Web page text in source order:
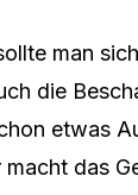
man
die
etwas
das